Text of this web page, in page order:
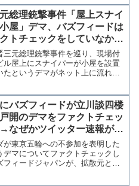
サイトでも何度か指摘をしており
るつも...
総理銃撃事件「屋上スナイ
屋」デマ、バズフィードは
トチェックをしていなかっ
ガジン185号】
三元総理銃撃事件を巡り、現場付
ル屋上にスナイパーが小屋を設置
たというデマがネット上に流れ
らまで信じて拡散、ビルの管理会
い合わせが相次ぎ業務...
バズフィードが立川談四楼
開のデマをファクトチェッ
なぜかツイッター速報が晒
人にされる
が東京五輪への不参加を表明した
デマについてファクトチェックし
フィードジャパンが、拡散元とし